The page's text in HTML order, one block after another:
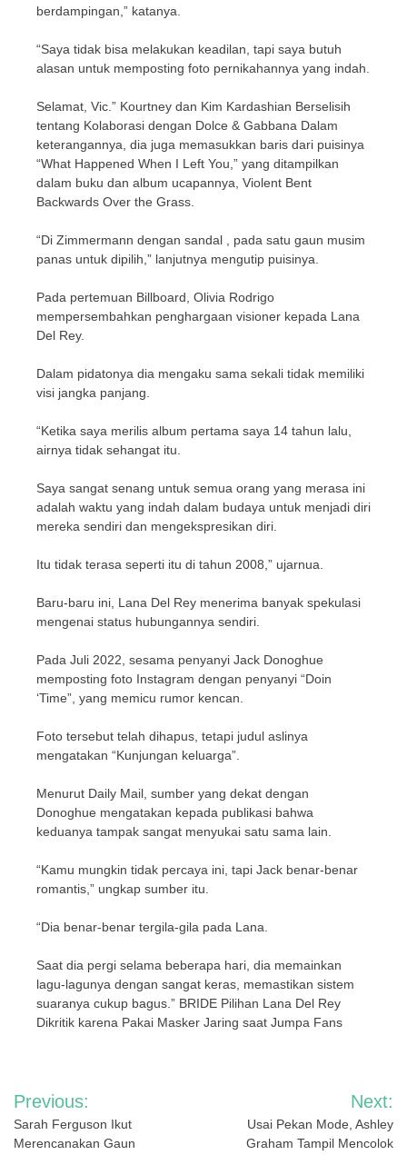
berdampingan,” katanya.
“Saya tidak bisa melakukan keadilan, tapi saya butuh
alasan untuk memposting foto pernikahannya yang indah.
Selamat, Vic.” Kourtney dan Kim Kardashian Berselisih
tentang Kolaborasi dengan Dolce & Gabbana Dalam
keterangannya, dia juga memasukkan baris dari puisinya
“What Happened When I Left You,” yang ditampilkan
dalam buku dan album ucapannya, Violent Bent
Backwards Over the Grass.
“Di Zimmermann dengan sandal , pada satu gaun musim
panas untuk dipilih,” lanjutnya mengutip puisinya.
Pada pertemuan Billboard, Olivia Rodrigo
mempersembahkan penghargaan visioner kepada Lana
Del Rey.
Dalam pidatonya dia mengaku sama sekali tidak memiliki
visi jangka panjang.
“Ketika saya merilis album pertama saya 14 tahun lalu,
airnya tidak sehangat itu.
Saya sangat senang untuk semua orang yang merasa ini
adalah waktu yang indah dalam budaya untuk menjadi diri
mereka sendiri dan mengekspresikan diri.
Itu tidak terasa seperti itu di tahun 2008,” ujarnua.
Baru-baru ini, Lana Del Rey menerima banyak spekulasi
mengenai status hubungannya sendiri.
Pada Juli 2022, sesama penyanyi Jack Donoghue
memposting foto Instagram dengan penyanyi “Doin
‘Time”, yang memicu rumor kencan.
Foto tersebut telah dihapus, tetapi judul aslinya
mengatakan “Kunjungan keluarga”.
Menurut Daily Mail, sumber yang dekat dengan
Donoghue mengatakan kepada publikasi bahwa
keduanya tampak sangat menyukai satu sama lain.
“Kamu mungkin tidak percaya ini, tapi Jack benar-benar
romantis,” ungkap sumber itu.
“Dia benar-benar tergila-gila pada Lana.
Saat dia pergi selama beberapa hari, dia memainkan
lagu-lagunya dengan sangat keras, memastikan sistem
suaranya cukup bagus.” BRIDE Pilihan Lana Del Rey
Dikritik karena Pakai Masker Jaring saat Jumpa Fans
Navigasi
pos
Previous:
Sarah Ferguson Ikut
Merencanakan Gaun
Next:
Usai Pekan Mode, Ashley
Graham Tampil Mencolok